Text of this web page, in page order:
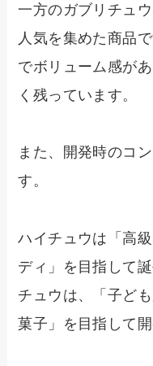
一方のガブリチュ
人気を集めた商品
でボリューム感が
く残っています。
また、開発時のコ
す。
ハイチュウは「高
ディ」を目指して
チュウは、「子ど
菓子」を目指して